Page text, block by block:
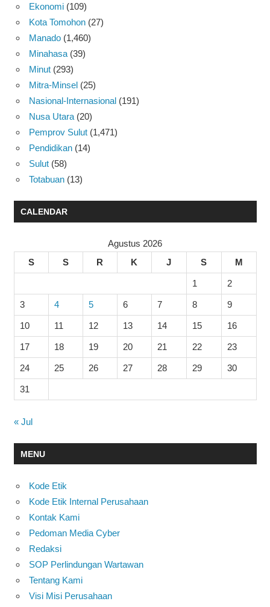
Ekonomi (109)
Kota Tomohon (27)
Manado (1,460)
Minahasa (39)
Minut (293)
Mitra-Minsel (25)
Nasional-Internasional (191)
Nusa Utara (20)
Pemprov Sulut (1,471)
Pendidikan (14)
Sulut (58)
Totabuan (13)
CALENDAR
Agustus 2026
S
S R K J S M
1 2
3 4 5 6 7 8 9
10 11 12 13 14 15 16
17 18 19 20 21 22 23
24 25 26 27 28 29 30
31
« Jul
MENU
Kode Etik
Kode Etik Internal Perusahaan
Kontak Kami
Pedoman Media Cyber
Redaksi
SOP Perlindungan Wartawan
Tentang Kami
Visi Misi Perusahaan